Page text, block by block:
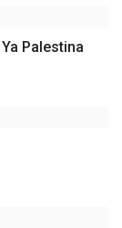
Palestina